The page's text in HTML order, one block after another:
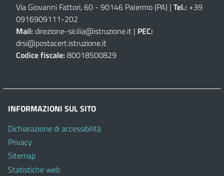
Via Giovanni Fattori, 60 - 90146 Palermo (PA) | Tel.: +39
0916909111-202
Mail: direzione-sicilia@istruzione.it | PEC:
drsi@postacert.istruzione.it
Codice fiscale: 80018500829
INFORMAZIONI SUL SITO
Dichiarazione di accessibilità
Privacy
Sitemap
Statistiche web